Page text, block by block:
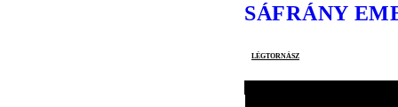
SÁFRÁNY
légtornász